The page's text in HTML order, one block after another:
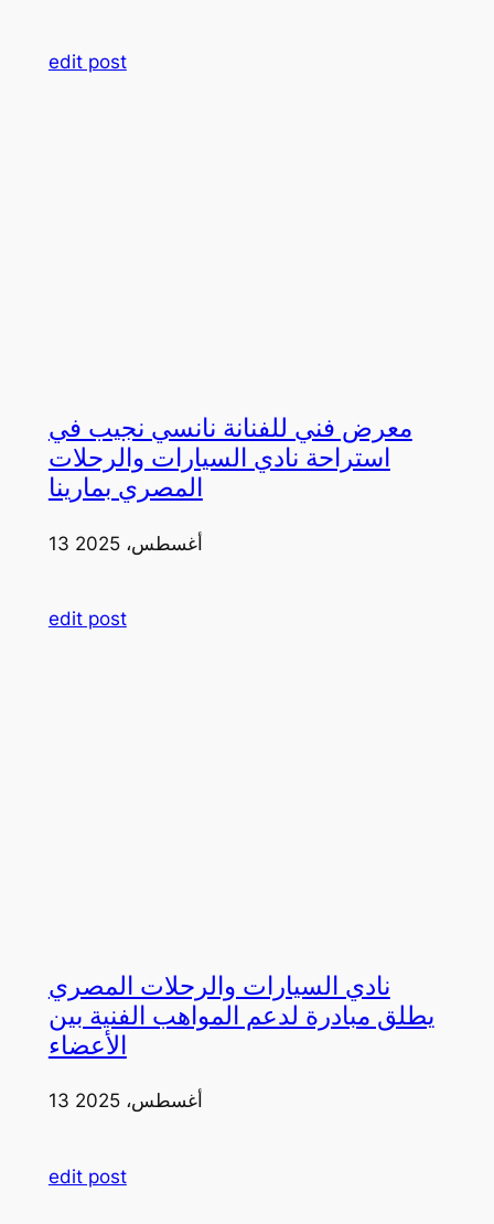
edit post
معرض فني للفنانة نانسي نجيب في
استراحة نادي السيارات والرحلات
المصري بمارينا
13 أغسطس، 2025
edit post
نادي السيارات والرحلات المصري
يطلق مبادرة لدعم المواهب الفنية بين
الأعضاء
13 أغسطس، 2025
edit post